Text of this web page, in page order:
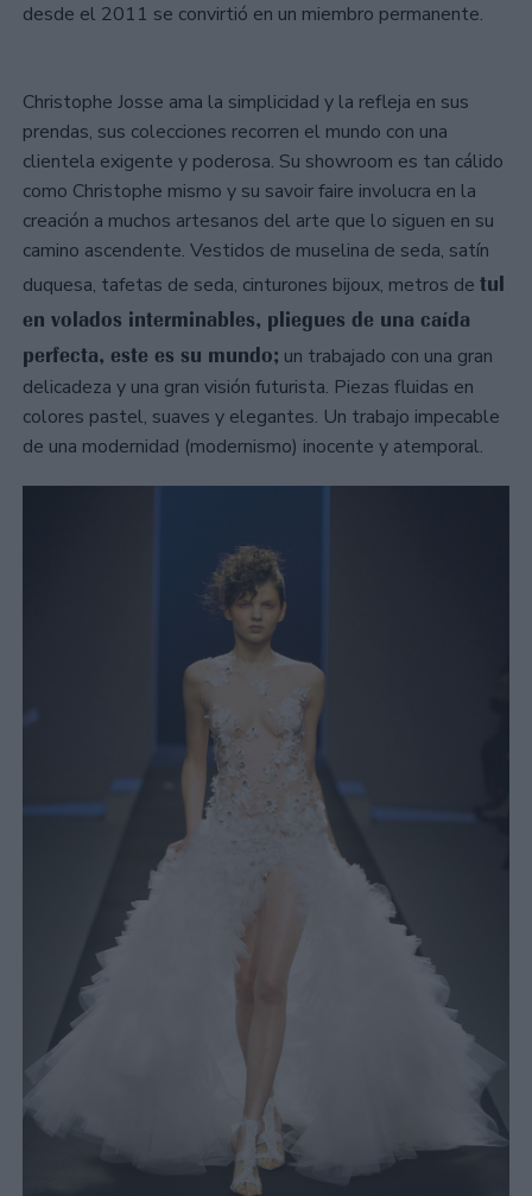
desde el 2011 se convirtió en un miembro permanente.
Christophe Josse ama la simplicidad y la refleja en sus
prendas, sus colecciones recorren el mundo con una
clientela exigente y poderosa. Su showroom es tan cálido
como Christophe mismo y su savoir faire involucra en la
creación a muchos artesanos del arte que lo siguen en su
camino ascendente. Vestidos de muselina de seda, satín
duquesa, tafetas de seda, cinturones bijoux, metros de tul
en volados interminables, pliegues de una caída
perfecta, este es su mundo; un trabajado con una gran
delicadeza y una gran visión futurista. Piezas fluidas en
colores pastel, suaves y elegantes. Un trabajo impecable
de una modernidad (modernismo) inocente y atemporal.